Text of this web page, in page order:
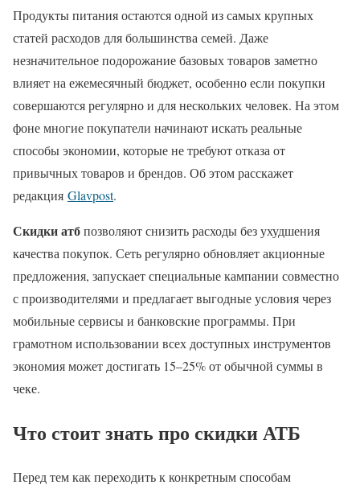
Продукты питания остаются одной из самых крупных
статей расходов для большинства семей. Даже
незначительное подорожание базовых товаров заметно
влияет на ежемесячный бюджет, особенно если покупки
совершаются регулярно и для нескольких человек. На этом
фоне многие покупатели начинают искать реальные
способы экономии, которые не требуют отказа от
привычных товаров и брендов. Об этом расскажет
редакция Glavpost.
Скидки атбпозволяют снизить расходы без ухудшения
качества покупок. Сеть регулярно обновляет акционные
предложения, запускает специальные кампании совместно
с производителями и предлагает выгодные условия через
мобильные сервисы и банковские программы. При
грамотном использовании всех доступных инструментов
экономия может достигать 15–25% от обычной суммы в
чеке.
Что стоит знать про скидки АТБ
Перед тем как переходить к конкретным способам